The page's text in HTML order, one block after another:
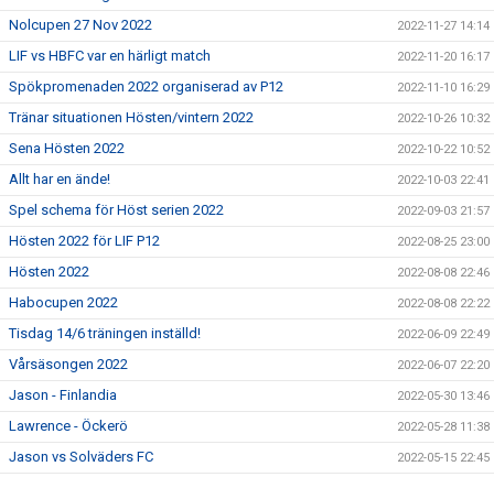
Nolcupen 27 Nov 2022 2022-11-27 14:14
LIF vs HBFC var en härligt match 2022-11-20 16:17
Spökpromenaden 2022 organiserad av P12 2022-11-10 16:29
Tränar situationen Hösten/vintern 2022 2022-10-26 10:32
Sena Hösten 2022 2022-10-22 10:52
Allt har en ände! 2022-10-03 22:41
Spel schema för Höst serien 2022 2022-09-03 21:57
Hösten 2022 för LIF P12 2022-08-25 23:00
Hösten 2022 2022-08-08 22:46
Habocupen 2022 2022-08-08 22:22
Tisdag 14/6 träningen inställd! 2022-06-09 22:49
Vårsäsongen 2022 2022-06-07 22:20
Jason - Finlandia 2022-05-30 13:46
Lawrence - Öckerö 2022-05-28 11:38
Jason vs Solväders FC 2022-05-15 22:45